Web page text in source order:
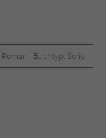
Roman Buchtyp: Serie